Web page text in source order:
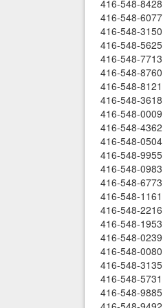
416-548-8428
416-548-6077
416-548-3150
416-548-5625
416-548-7713
416-548-8760
416-548-8121
416-548-3618
416-548-0009
416-548-4362
416-548-0504
416-548-9955
416-548-0983
416-548-6773
416-548-1161
416-548-2216
416-548-1953
416-548-0239
416-548-0080
416-548-3135
416-548-5731
416-548-9885